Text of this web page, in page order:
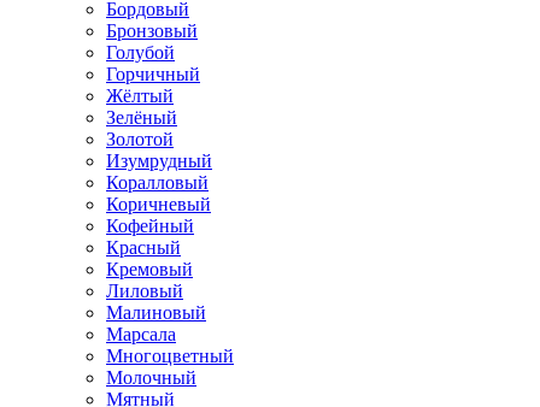
Бордовый
Бронзовый
Голубой
Горчичный
Жёлтый
Зелёный
Золотой
Изумрудный
Коралловый
Коричневый
Кофейный
Красный
Кремовый
Лиловый
Малиновый
Марсала
Многоцветный
Молочный
Мятный